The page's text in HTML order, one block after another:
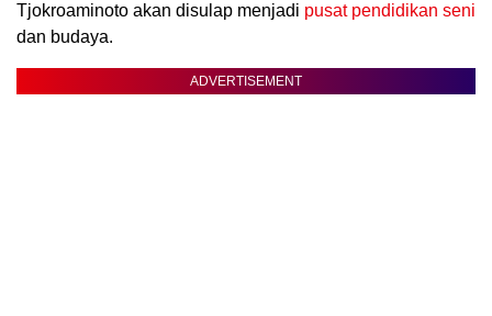
Tjokroaminoto akan disulap menjadi pusat pendidikan seni
dan budaya.
ADVERTISEMENT